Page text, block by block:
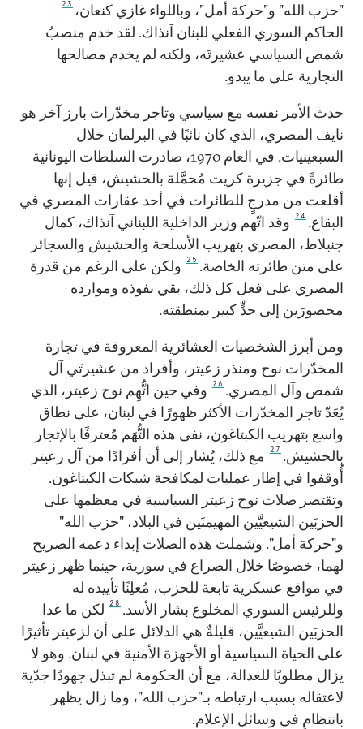
"حزب الله" و"حركة أمل"، وباللواء غازي كنعان، 23
الحاكم السوري الفعلي للبنان آنذاك. لقد خدم منصبُ
شمص السياسي عشيرتَه، ولكنه لم يخدم مصالحها
التجارية على ما يبدو.
حدث الأمر نفسه مع سياسي وتاجر مخدّرات بارز آخر هو
نايف المصري، الذي كان نائبًا في البرلمان خلال
السبعينيات. في العام 1970، صادرت السلطات اليونانية
طائرةً في جزيرة كريت مُحمَّلة بالحشيش، قيل إنها
أقلعت من مدرجٍ للطائرات في أحد عقارات المصري في
البقاع. 24
وقد اتّهم وزير الداخلية اللبناني آنذاك، كمال
جنبلاط، المصري بتهريب الأسلحة والحشيش والسجائر
على متن طائرته الخاصة. 25
ولكن على الرغم من قدرة
المصري على فعل كل ذلك، بقي نفوذه وموارده
محصورَين إلى حدٍّ كبير بمنطقته.
ومن أبرز الشخصيات العشائرية المعروفة في تجارة
المخدّرات نوح ومنذر زعيتر، وأفراد من عشيرتَي آل
شمص وآل المصري. 26
وفي حين اتُّهِم نوح زعيتر، الذي
يُعَدّ تاجر المخدّرات الأكثر ظهورًا في لبنان، على نطاق
واسع بتهريب الكبتاغون، نفى هذه التُّهَم مُعترفًا بالإتجار
بالحشيش. 27
مع ذلك، يُشار إلى أن أفرادًا من آل زعيتر
أُوقفوا في إطار عمليات لمكافحة شبكات الكبتاغون.
وتقتصر صلات نوح زعيتر السياسية في معظمها على
الحزبَين الشيعيَّين المهيمنَين في البلاد، "حزب الله"
و"حركة أمل". وشملت هذه الصلات إبداء دعمه الصريح
لهما، خصوصًا خلال الصراع في سورية، حينما ظهر زعيتر
في مواقع عسكرية تابعة للحزب، مُعلِنًا تأييده له
وللرئيس السوري المخلوع بشار الأسد. 28
لكن ما عدا
الحزبَين الشيعيَّين، قليلةٌ هي الدلائل على أن لزعيتر تأثيرًا
على الحياة السياسية أو الأجهزة الأمنية في لبنان. وهو لا
يزال مطلوبًا للعدالة، مع أن الحكومة لم تبذل جهودًا جدّية
لاعتقاله بسبب ارتباطه بـ"حزب الله"، وما زال يظهر
بانتظامٍ في وسائل الإعلام.